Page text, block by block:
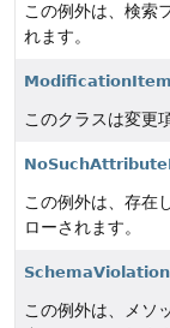
この例外は、検索
れます。
ModificationItem
このクラスは変更
この例外は、存在
ローされます。
この例外は、メソ